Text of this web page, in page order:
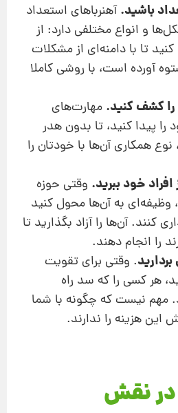
آهنربا‌های استعداد
و انواع مختلفی دارد: از
تا با دامنه‌ای از مشکلات
آورده است، با روشی کاملا
مهارت‌های
را پیدا کنید، تا بدون هدر
نوع همکاری آن‌ها با خودتان را
خود ببرید. وقتی حوزه
وظیفه‌ای به آن‌ها محول کنید
کنند. آن‌ها را آزاد بگذارید تا
را انجام دهند.
. وقتی برای تقویت
هر کسی را که سد راه
مهم نیست که چگونه با شما
این هزینه را ندارند.
در نقش